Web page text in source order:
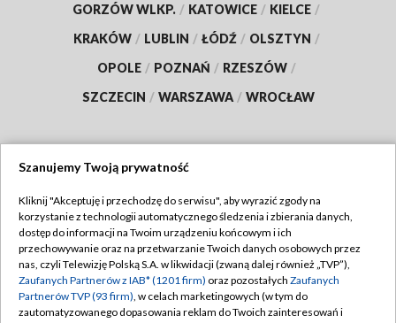
GORZÓW WLKP. / KATOWICE / KIELCE /
KRAKÓW / LUBLIN / ŁÓDŹ / OLSZTYN /
OPOLE / POZNAŃ / RZESZÓW /
SZCZECIN / WARSZAWA / WROCŁAW
TVP
Abonament TVP
Emisja w TVP
Centrum informacji TVP
Regulamin TVP
Polityka prywatności
Moje zgody
Szanujemy Twoją prywatność
Kliknij "Akceptuję i przechodzę do serwisu", aby wyrazić zgody na
korzystanie z technologii automatycznego śledzenia i zbierania danych,
dostęp do informacji na Twoim urządzeniu końcowym i ich
przechowywanie oraz na przetwarzanie Twoich danych osobowych przez
nas, czyli Telewizję Polską S.A. w likwidacji (zwaną dalej również „TVP”),
Zaufanych Partnerów z IAB* (1201 firm) oraz pozostałych Zaufanych
Partnerów TVP (93 firm), w celach marketingowych (w tym do
zautomatyzowanego dopasowania reklam do Twoich zainteresowań i